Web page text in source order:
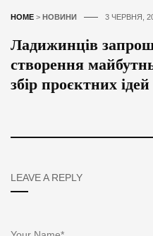
HOME > НОВИНИ 3 ЧЕРВНЯ,
Ладижинців
створення
збір проєктних ідей
LEAVE A REPLY